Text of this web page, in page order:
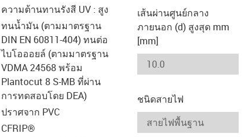
ความต้านทานรังสี UV : สูง
ทนน้ำมัน (ตามมาตรฐาน
DIN EN 60811-404) ทนต่อ
ไบโอออยล์ (ตามมาตรฐาน
VDMA 24568 พร้อม
Plantocut 8 S-MB ที่ผ่าน
การทดสอบโดย DEA)
ปราศจาก PVC
CFRIP®
เส้นผ่านศูนย์กลาง
ภายนอก (d) สูงสุด mm
[mm]
ชนิดสายไฟ